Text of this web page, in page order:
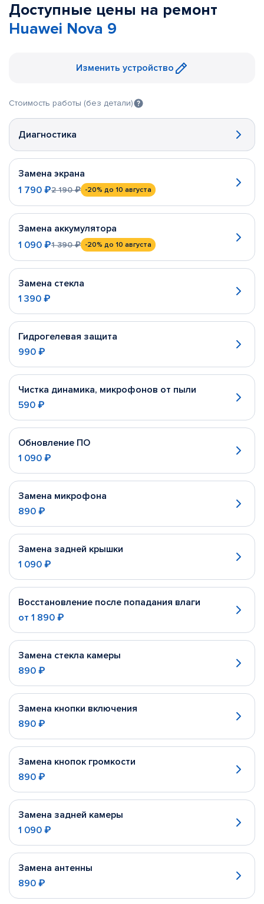
Доступные цены на ремонт
Huawei Nova 9
Изменить устройство
Стоимость работы (без детали)
Диагностика
Замена экрана
1 790 ₽2 190 ₽ -20% до 10 августа
Замена аккумулятора
1 090 ₽1 390 ₽ -20% до 10 августа
Замена стекла
1 390 ₽
Гидрогелевая защита
990 ₽
Чистка динамика, микрофонов от пыли
590 ₽
Обновление ПО
1 090 ₽
Замена микрофона
890 ₽
Замена задней крышки
1 090 ₽
Восстановление после попадания влаги
от 1 890 ₽
Замена стекла камеры
890 ₽
Замена кнопки включения
890 ₽
Замена кнопок громкости
890 ₽
Замена задней камеры
1 090 ₽
Замена антенны
890 ₽